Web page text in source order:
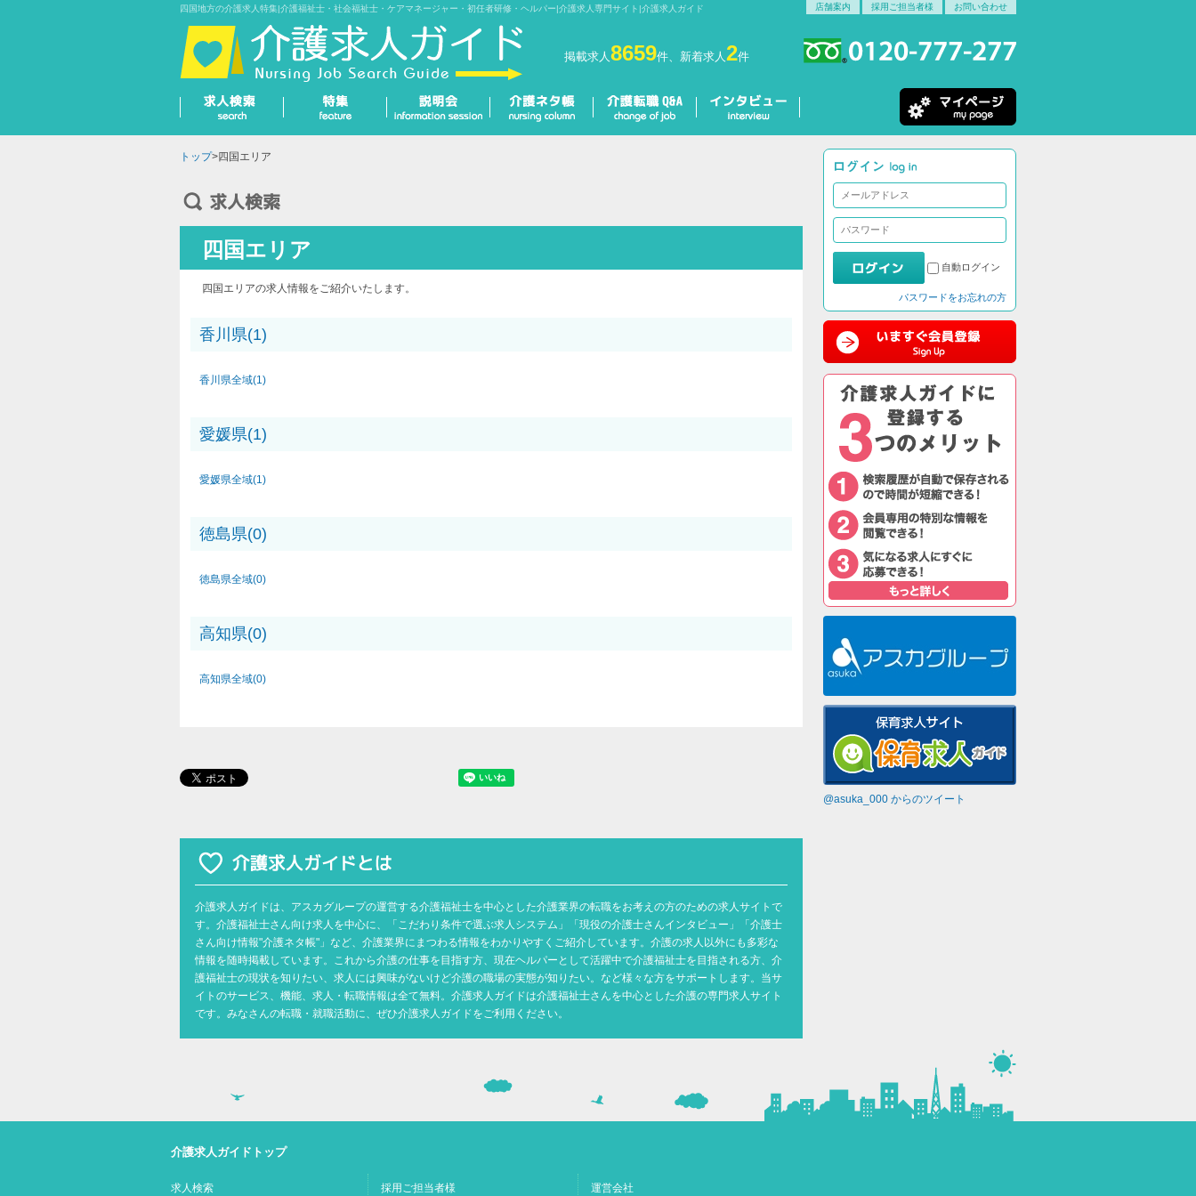
四国地方の介護求人特集|介護福祉士・社会福祉士・ケアマネージャー・初任者研修・ヘルパー|介護求人専門サイト|介護求人ガイド 店舗案内 採用ご担当者様 お問い合わせ
掲載求人8659件、新着求人2件
トップ>四国エリア
四国エリア
四国エリアの求人情報をご紹介いたします。
香川県(1)
香川県全域(1)
愛媛県(1)
愛媛県全域(1)
徳島県(0)
徳島県全域(0)
高知県(0)
高知県全域(0)
介護求人ガイドは、アスカグループの運営する介護福祉士を中心とした介護業界の転職をお考えの方のための求人サイトで
す。介護福祉士さん向け求人を中心に、「こだわり条件で選ぶ求人システム」「現役の介護士さんインタビュー」「介護士
さん向け情報"介護ネタ帳"」など、介護業界にまつわる情報をわかりやすくご紹介しています。介護の求人以外にも多彩な
情報を随時掲載しています。これから介護の仕事を目指す方、現在ヘルパーとして活躍中で介護福祉士を目指される方、介
護福祉士の現状を知りたい、求人には興味がないけど介護の職場の実態が知りたい。など様々な方をサポートします。当サ
イトのサービス、機能、求人・転職情報は全て無料。介護求人ガイドは介護福祉士さんを中心とした介護の専門求人サイト
です。みなさんの転職・就職活動に、ぜひ介護求人ガイドをご利用ください。
自動ログイン
パスワードをお忘れの方
@asuka_000 からのツイート
介護求人ガイドトップ
求人検索 採用ご担当者様 運営会社